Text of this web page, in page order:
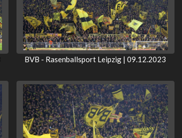
BVB - Rasenballsport Leipzig | 09.12.2023